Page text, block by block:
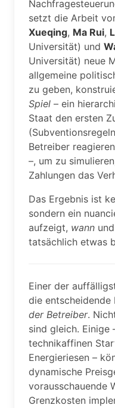
setzt die Arbeit
Xueqing, Ma Rui,
Universität) und
Universität) neue
allgemeine
zu geben,
Spiel – ein
Staat den ersten
Betreiber
–, um zu
Zahlungen das
Das Ergebnis ist
sondern ein
aufzeigt, wann und
tatsächlich etwas
Einer der
die entscheidende
der Betreiber.
sind gleich.
technikaffinen
Energieriesen –
dynamische
vorausschauende
Grenzkosten